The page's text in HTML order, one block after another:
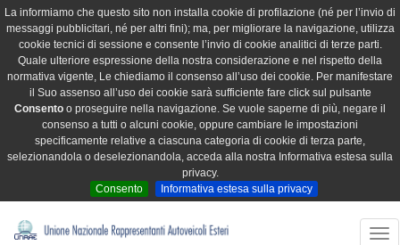
La informiamo che questo sito non installa cookie di profilazione (né per l’invio di
messaggi pubblicitari, né per altri fini); ma, per migliorare la navigazione, utilizza
cookie tecnici di sessione e consente l’invio di cookie analitici di terze parti.
Quale ulteriore espressione della nostra considerazione e nel rispetto della
normativa vigente, Le chiediamo il consenso all’uso dei cookie. Per manifestare
il Suo assenso all’uso dei cookie sarà sufficiente fare click sul pulsante
Consento o proseguire nella navigazione. Se vuole saperne di più, negare il
consenso a tutti o alcuni cookie, oppure cambiare le impostazioni
specificamente relative a ciascuna categoria di cookie di terza parte,
selezionandola o deselezionandola, acceda alla nostra Informativa estesa sulla
privacy.
Consento
Informativa estesa sulla privacy